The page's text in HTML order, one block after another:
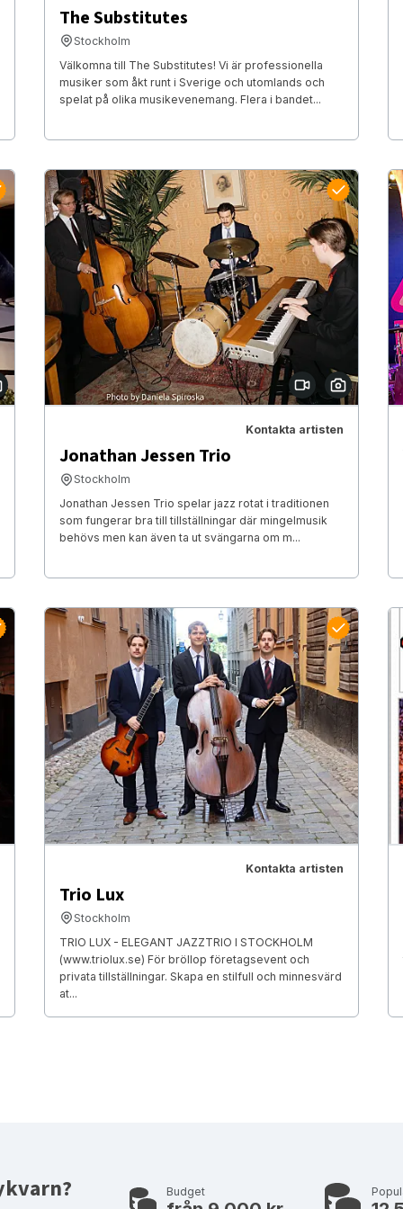
The Substitutes
Stockholm
Välkomna till The Substitutes! Vi är professionella
musiker som åkt runt i Sverige och utomlands och
spelat på olika musikevenemang. Flera i bandet...
Kontakta artisten
Jonathan Jessen Trio
Stockholm
Jonathan Jessen Trio spelar jazz rotat i traditionen
som fungerar bra till tillställningar där mingelmusik
behövs men kan även ta ut svängarna om m...
Kontakta artisten
Trio Lux
Stockholm
TRIO LUX - ELEGANT JAZZTRIO I STOCKHOLM
(www.triolux.se) För bröllop företagsevent och
privata tillställningar. Skapa en stilfull och minnesvärd
at...
Budget